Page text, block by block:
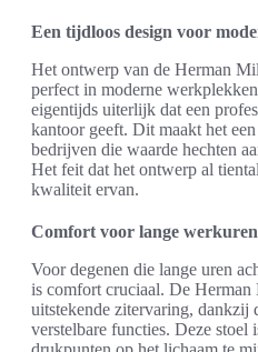
Een tijdloos design voor
Het ontwerp van de Herman
perfect in moderne
eigentijds uiterlijk dat een
kantoor geeft. Dit maakt het
bedrijven die waarde hechten
Het feit dat het ontwerp al
kwaliteit ervan.
Comfort voor lange werkuren
Voor degenen die lange uren
is comfort cruciaal. De
uitstekende zitervaring, dankzij
verstelbare functies. Deze stoel